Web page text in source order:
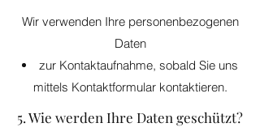
Wir verwenden Ihre personenbezogenen
Daten
zur Kontaktaufnahme, sobald Sie uns
mittels Kontaktformular kontaktieren.
5. Wie werden Ihre Daten geschützt?